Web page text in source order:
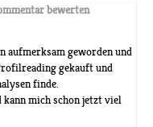
bewerten
aufmerksam geworden und
gekauft und
finde.
kann mich schon jetzt viel